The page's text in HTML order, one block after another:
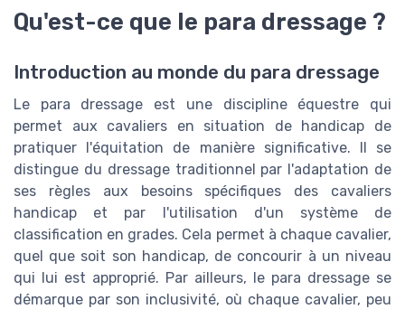
Qu'est-ce que le para dressage ?
Introduction au monde du para dressage
Le para dressage est une discipline équestre qui
permet aux cavaliers en situation de handicap de
pratiquer l'équitation de manière significative. Il se
distingue du dressage traditionnel par l'adaptation de
ses règles aux besoins spécifiques des cavaliers
handicap et par l'utilisation d'un système de
classification en grades. Cela permet à chaque cavalier,
quel que soit son handicap, de concourir à un niveau
qui lui est approprié. Par ailleurs, le para dressage se
démarque par son inclusivité, où chaque cavalier, peu